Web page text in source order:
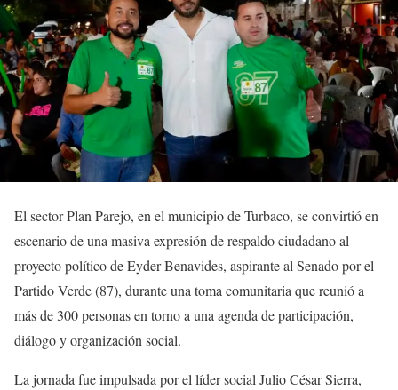
El sector Plan Parejo, en el municipio de Turbaco, se convirtió en
escenario de una masiva expresión de respaldo ciudadano al
proyecto político de Eyder Benavides, aspirante al Senado por el
Partido Verde (87), durante una toma comunitaria que reunió a
más de 300 personas en torno a una agenda de participación,
diálogo y organización social.
La jornada fue impulsada por el líder social Julio César Sierra,